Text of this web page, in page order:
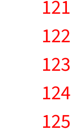
121
122
123
124
125